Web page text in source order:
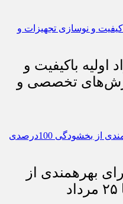
باکیفیت و
تخصصی و
فرصت مؤدیان مالیاتی برای بهره‎مندی از